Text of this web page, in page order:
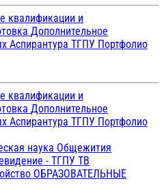
квалификации и
Дополнительное
Аспирантура ТГПУ Портфолио
квалификации и
Дополнительное
Аспирантура ТГПУ Портфолио
наука Общежития
- ТГПУ ТВ
ОБРАЗОВАТЕЛЬНЫЕ